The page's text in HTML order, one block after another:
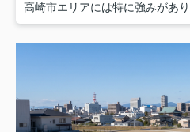
高崎市エリアには特に強みがあり